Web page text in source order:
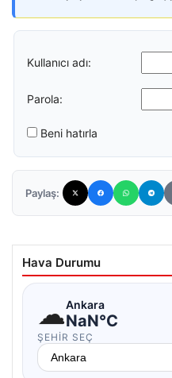
Kullanıcı adı:
Parola:
Beni hatırla
Paylaş:
Hava Durumu
☁Ankara
NaN°C
ŞEHIR SEÇ